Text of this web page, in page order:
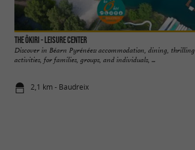
The Ôkiri - Leisure center
Discover in Béarn Pyrénées: accommodation, dining, thrilling
activities, for families, groups, and individuals, ...
2,1 km - Baudreix